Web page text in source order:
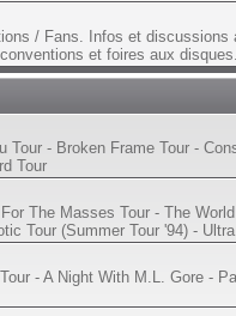
/ Fans. Infos et discussions
et foires aux
Tour - Broken Frame Tour -
Tour
The Masses Tour - The
Tour (Summer Tour '94) -
- A Night With M.L. Gore -